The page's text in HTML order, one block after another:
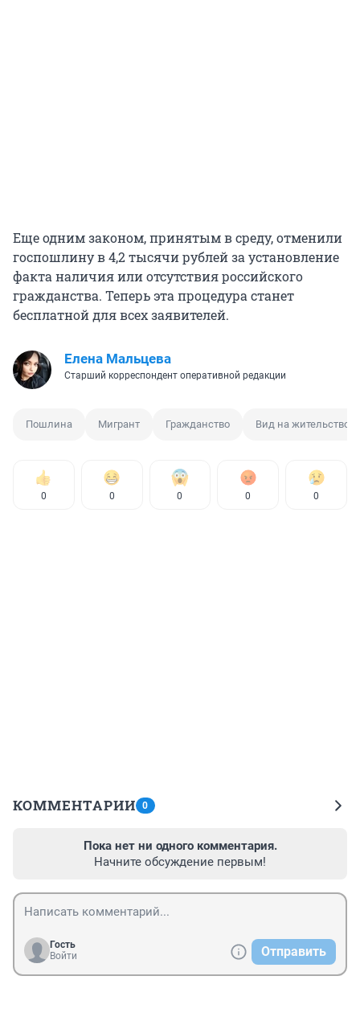
Еще одним законом, принятым в среду, отменили
госпошлину в 4,2 тысячи рублей за установление
факта наличия или отсутствия российского
гражданства. Теперь эта процедура станет
бесплатной для всех заявителей.
Елена Мальцева
Старший корреспондент оперативной редакции
Пошлина Мигрант Гражданство Вид на жительство
0 0 0 0 0
КОММЕНТАРИИ 0
Пока нет ни одного комментария.
Начните обсуждение первым!
Гость
Войти
Отправить